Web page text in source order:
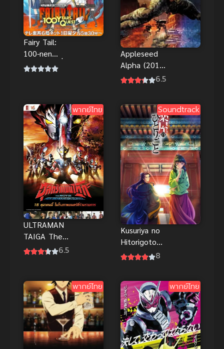
Fairy Tail:
100-nen
Quest แฟรี่
Appleseed
Alpha (2015)
คนจักรกล
ภาค 3
6.5
พากย์ไทย
ULTRAMAN
TAIGA The
Movie New
ไทย
6.5
Soundtrack
Kusuriya no
Hitorigoto
(2023) สืบคดี
แดง
8
พากย์ไทย พากย์ไทย